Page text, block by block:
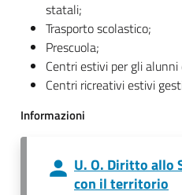
statali;
Trasporto scolastico;
Prescuola;
Centri estivi per gli
Centri ricreativi estivi
Informazioni
U. O. Diritto allo
con il territorio